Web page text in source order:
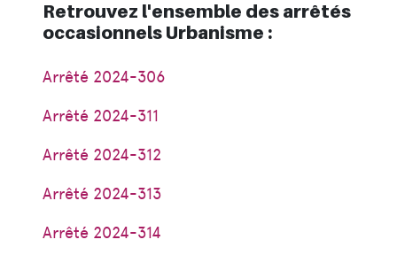
Retrouvez l'ensemble des arrêtés
occasionnels Urbanisme :
Arrêté 2024-306
Arrêté 2024-311
Arrêté 2024-312
Arrêté 2024-313
Arrêté 2024-314